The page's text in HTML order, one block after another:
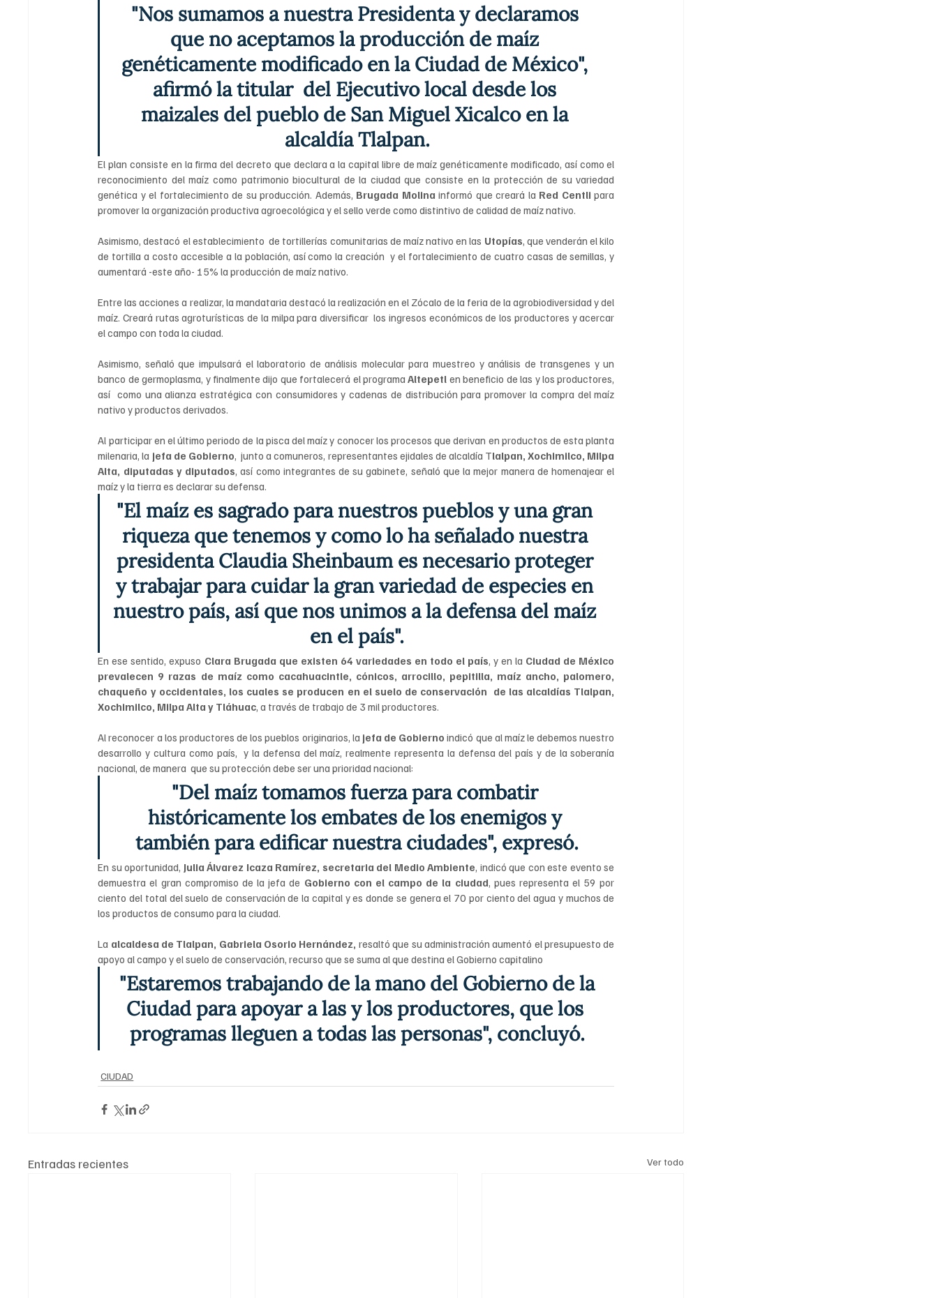
"Nos sumamos a nuestra Presidenta y declaramos
que no aceptamos la producción de maíz
genéticamente modificado en la Ciudad de México",
afirmó la titular  del Ejecutivo local desde los
maizales del pueblo de San Miguel Xicalco en la
alcaldía Tlalpan.
El plan consiste en la firma del decreto que declara a la capital libre de maíz genéticamente modificado, así como el
reconocimiento del maíz como patrimonio biocultural de la ciudad que consiste en la protección de su variedad
genética y el fortalecimiento de su producción. Además, Brugada Molina informó que creará la Red Centli para
promover la organización productiva agroecológica y el sello verde como distintivo de calidad de maíz nativo.
Asimismo, destacó el establecimiento  de tortillerías comunitarias de maíz nativo en las Utopías, que venderán el kilo
de tortilla a costo accesible a la población, así como la creación  y el fortalecimiento de cuatro casas de semillas, y
aumentará -este año- 15% la producción de maíz nativo.
Entre las acciones a realizar, la mandataria destacó la realización en el Zócalo de la feria de la agrobiodiversidad y del
maíz. Creará rutas agroturísticas de la milpa para diversificar  los ingresos económicos de los productores y acercar
el campo con toda la ciudad.
Asimismo, señaló que impulsará el laboratorio de análisis molecular para muestreo y análisis de transgenes y un
banco de germoplasma, y finalmente dijo que fortalecerá el programa Altepetl en beneficio de las y los productores,
así  como una alianza estratégica con consumidores y cadenas de distribución para promover la compra del maíz
nativo y productos derivados.
Al participar en el último periodo de la pisca del maíz y conocer los procesos que derivan en productos de esta planta
milenaria, la jefa de Gobierno,  junto a comuneros, representantes ejidales de alcaldía Tlalpan, Xochimilco, Milpa
Alta, diputadas y diputados, así como integrantes de su gabinete, señaló que la mejor manera de homenajear el
maíz y la tierra es declarar su defensa.
"El maíz es sagrado para nuestros pueblos y una gran
riqueza que tenemos y como lo ha señalado nuestra
presidenta Claudia Sheinbaum es necesario proteger
y trabajar para cuidar la gran variedad de especies en
nuestro país, así que nos unimos a la defensa del maíz
en el país".
En ese sentido, expuso Clara Brugada que existen 64 variedades en todo el país, y en la Ciudad de México
prevalecen 9 razas de maíz como cacahuacintle, cónicos, arrocillo, pepitilla, maíz ancho, palomero,
chaqueño y occidentales, los cuales se producen en el suelo de conservación  de las alcaldías Tlalpan,
Xochimilco, Milpa Alta y Tláhuac, a través de trabajo de 3 mil productores.
Al reconocer a los productores de los pueblos originarios, la jefa de Gobierno indicó que al maíz le debemos nuestro
desarrollo y cultura como país,  y la defensa del maíz, realmente representa la defensa del país y de la soberanía
nacional, de manera  que su protección debe ser una prioridad nacional:
"Del maíz tomamos fuerza para combatir
históricamente los embates de los enemigos y
también para edificar nuestra ciudades", expresó.
En su oportunidad, Julia Álvarez Icaza Ramírez, secretaria del Medio Ambiente, indicó que con este evento se
demuestra el gran compromiso de la jefa de Gobierno con el campo de la ciudad, pues representa el 59 por
ciento del total del suelo de conservación de la capital y es donde se genera el 70 por ciento del agua y muchos de
los productos de consumo para la ciudad.
La alcaldesa de Tlalpan, Gabriela Osorio Hernández, resaltó que su administración aumentó el presupuesto de
apoyo al campo y el suelo de conservación, recurso que se suma al que destina el Gobierno capitalino
Ciudad para apoyar a las y los productores, que los
programas lleguen a todas las personas", concluyó.
CIUDAD
Entradas recientes Ver todo